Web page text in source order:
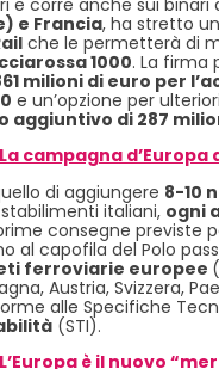
e Francia, ha stretto
che le permetterà di
1000. La firma
milioni di euro per
e un’opzione per
aggiuntivo di 287
La campagna
di aggiungere 8-10
italiani, ogni
consegne previste
al capofila del Polo
ferroviarie europee
Austria, Svizzera,
alle Specifiche
(STI).
L’Europa è il nuovo